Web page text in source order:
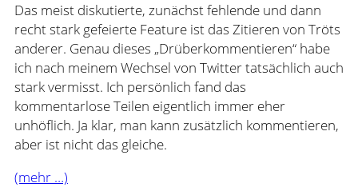
Das meist diskutierte, zunächst fehlende und dann
recht stark gefeierte Feature ist das Zitieren von Tröts
anderer. Genau dieses „Drüberkommentieren“ habe
ich nach meinem Wechsel von Twitter tatsächlich auch
stark vermisst. Ich persönlich fand das
kommentarlose Teilen eigentlich immer eher
unhöflich. Ja klar, man kann zusätzlich kommentieren,
aber ist nicht das gleiche.
(mehr …)